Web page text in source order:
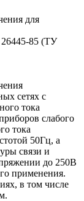
для
85 (ТУ
сетях с
тока
слабого
тока
50Гц, а
связи и
до 250В
применения.
в том числе